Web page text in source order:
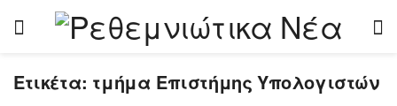
Ετικέτα: τμήμα Επιστήμης Υπολογιστών